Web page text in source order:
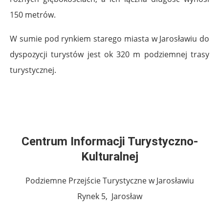
150 metrów.
W sumie pod rynkiem starego miasta w Jarosławiu do
dyspozycji turystów jest ok 320 m podziemnej trasy
turystycznej.
Centrum Informacji Turystyczno-
Kulturalnej
Podziemne Przejście Turystyczne w Jarosławiu
Rynek 5, Jarosław